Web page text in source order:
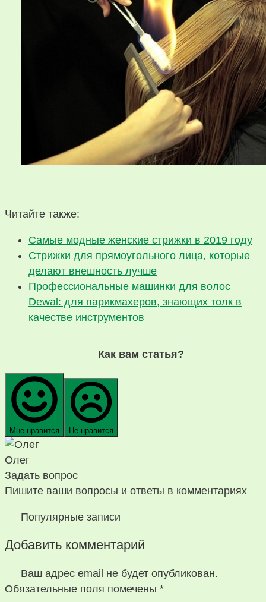
Читайте также:
Самые модные женские стрижки в 2019 году
Стрижки для прямоугольного лица, которые
делают внешность лучше
Профессиональные машинки для волос
Dewal: для парикмахеров, знающих толк в
качестве инструментов
Как вам статья?
Мне нравится Не нравится
Олег
Задать вопрос
Пишите ваши вопросы и ответы в комментариях
Популярные записи
Добавить комментарий
Ваш адрес email не будет опубликован.
Обязательные поля помечены *